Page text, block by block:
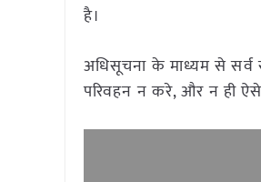
है।
अधिसूचना के माध्यम से सर्व
परिवहन न करे, और न ही ऐसे